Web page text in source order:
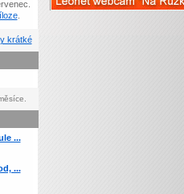
.
krátké
...
...